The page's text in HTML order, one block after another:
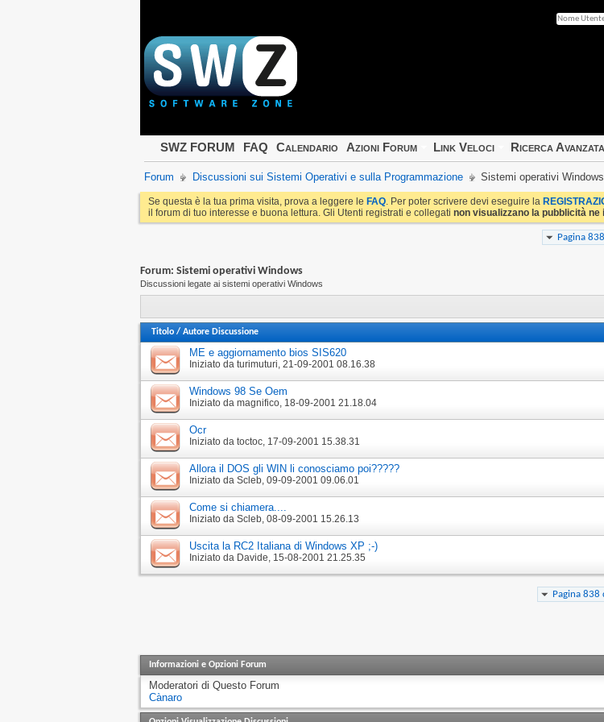
SWZ FORUM FAQ Calendario Azioni Forum Link Veloci Ricerca Avanzata
Forum Discussioni sui Sistemi Operativi e sulla Programmazione Sistemi operativi Windows
Se questa è la tua prima visita, prova a leggere le FAQ. Per poter scrivere devi eseguire la
il forum di tuo interesse e buona lettura. Gli Utenti registrati e collegati non visualizzano la pubblicità ne
Pagina
Forum: Sistemi operativi Windows
Discussioni legate ai sistemi operativi Windows
Titolo / Autore Discussione
ME e aggiornamento bios SIS620
Iniziato da turimuturi‎, 21-09-2001 08.16.38
Windows 98 Se Oem
Iniziato da magnifico‎, 18-09-2001 21.18.04
Ocr
Iniziato da toctoc‎, 17-09-2001 15.38.31
Allora il DOS gli WIN li conosciamo poi?????
Iniziato da Scleb‎, 09-09-2001 09.06.01
Come si chiamera....
Iniziato da Scleb‎, 08-09-2001 15.26.13
Uscita la RC2 Italiana di Windows XP ;-)
Iniziato da Davide‎, 15-08-2001 21.25.35
Pagina 838
Informazioni e Opzioni Forum
Moderatori di Questo Forum
Cànaro